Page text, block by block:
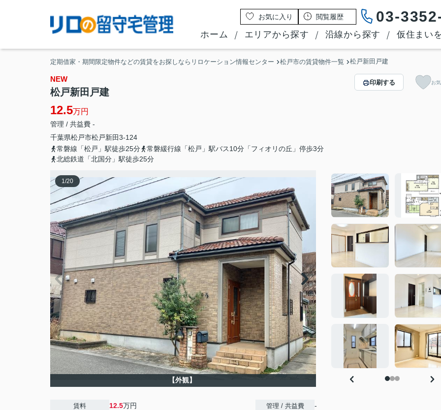
お気に入り 閲覧履歴 03-
ホーム エリアから探す 沿線から探す 仮住まい
定期借家・期間限定物件などの賃貸をお探しならリロケーション情報センター 松戸市の賃貸物件一覧 松戸新田戸建
NEW
松戸新田戸建
12.5万円
管理 / 共益費 -
千葉県松戸市松戸新田3-124
常磐線「松戸」駅徒歩25分
常磐緩行線「松戸」駅バス10分「フィオリの丘」停歩3分
北総鉄道「北国分」駅徒歩25分
印刷する お
1/20
【外観】
賃料 12.5万円 管理 / 共益費 -